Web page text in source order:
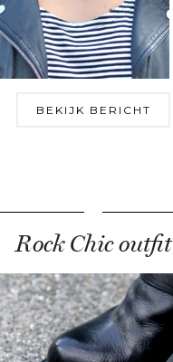
BEKIJK BERICHT
Rock Chic outfit